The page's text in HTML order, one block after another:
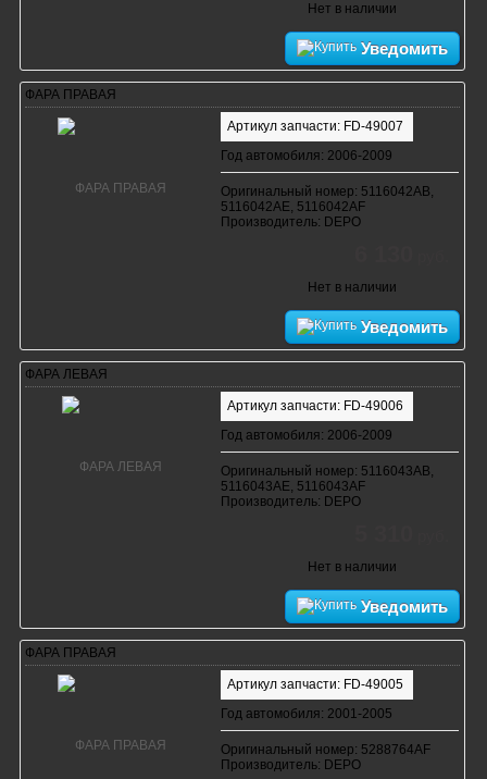
Нет в наличии
Уведомить
ФАРА ПРАВАЯ
Артикул запчасти: FD-49007
Год автомобиля: 2006-2009
Оригинальный номер: 5116042AB,
5116042AE, 5116042AF
Производитель: DEPO
Нет в наличии
Уведомить
ФАРА ЛЕВАЯ
Артикул запчасти: FD-49006
Год автомобиля: 2006-2009
Оригинальный номер: 5116043AB,
5116043AE, 5116043AF
Производитель: DEPO
Нет в наличии
Уведомить
ФАРА ПРАВАЯ
Артикул запчасти: FD-49005
Год автомобиля: 2001-2005
Оригинальный номер: 5288764AF
Производитель: DEPO